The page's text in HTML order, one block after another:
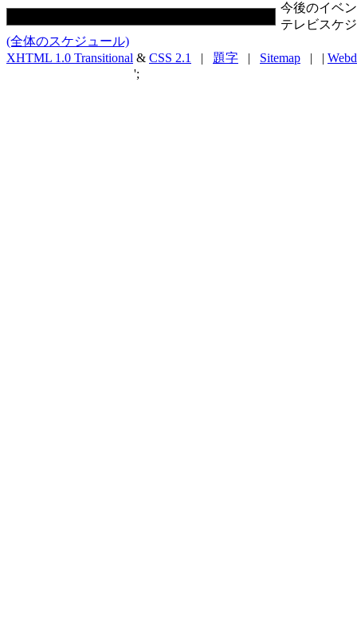
今後のイベ
テレビスケ
(全体のスケジュール)
XHTML 1.0 Transitional & CSS 2.1 | 題字 | Sitemap | |
';